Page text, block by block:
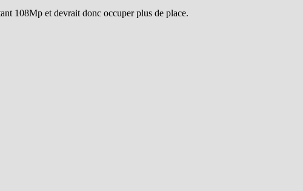
108Mp et devrait donc occuper plus de place.